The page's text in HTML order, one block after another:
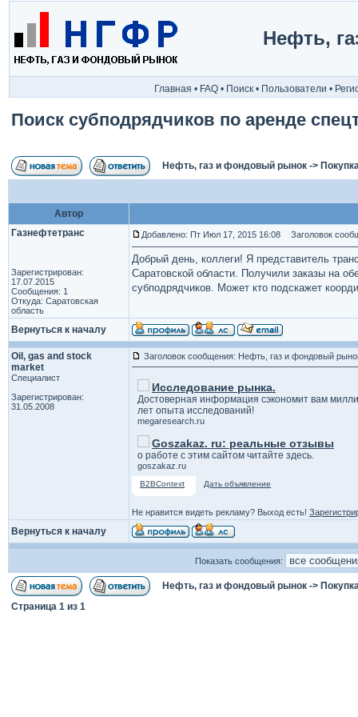
Нефть,
Главная • FAQ • Поиск • Пользователи •
Поиск субподрядчиков по аренде
Нефть, газ и фондовый рынок ->
Автор
Газнефтетранс
Зарегистрирован:
17.07.2015
Сообщения: 1
Откуда: Саратовская
область
Добавлено: Пт Июл 17, 2015 16:08 Заголовок
Добрый день, коллеги! Я представитель
Саратовской области. Получили заказы на
субподрядчиков. Может кто подскажет
Вернуться к началу
Oil, gas and stock
market
Специалист
Зарегистрирован:
31.05.2008
Заголовок сообщения: Нефть, газ и фондовый
Исследование рынка.
Достоверная информация сэкономит вам
лет опыта исследований!
megaresearch.ru
Goszakaz. ru: реальные отзывы
о работе с этим сайтом читайте здесь.
goszakaz.ru
B2BContext Дать объявление
Не нравится видеть рекламу? Выход есть!
Вернуться к началу
Показать сообщения:
Нефть, газ и фондовый рынок ->
Страница 1 из 1